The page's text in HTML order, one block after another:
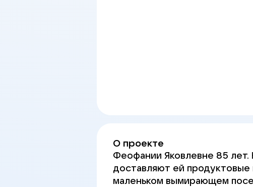
О проекте
Феофании Яковлевне 85
доставляют ей
маленьком вымирающем